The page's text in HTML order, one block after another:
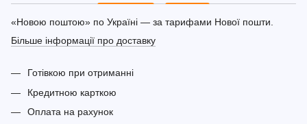
«Новою поштою» по Україні — за тарифами Нової пошти.
Більше інформації про доставку
Готівкою при отриманні
Кредитною карткою
Оплата на рахунок